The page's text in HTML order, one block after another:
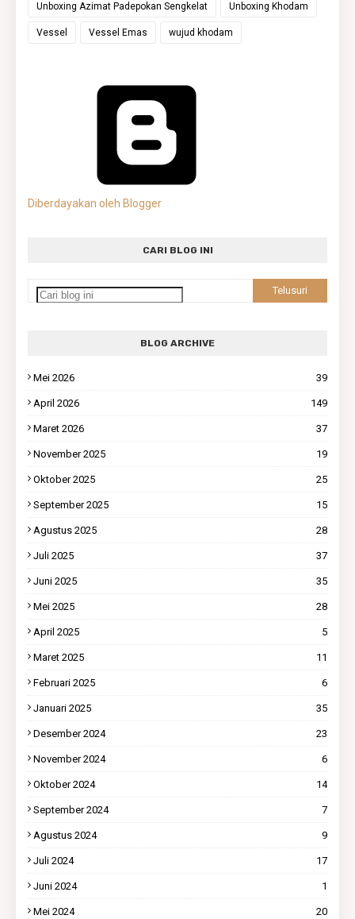
Unboxing Azimat Padepokan Sengkelat Unboxing Khodam
Vessel Vessel Emas wujud khodam
Diberdayakan oleh Blogger
CARI BLOG INI
BLOG ARCHIVE
Mei 2026 39
April 2026 149
Maret 2026 37
November 2025 19
Oktober 2025 25
September 2025 15
Agustus 2025 28
Juli 2025 37
Juni 2025 35
Mei 2025 28
April 2025 5
Maret 2025 11
Februari 2025 6
Januari 2025 35
Desember 2024 23
November 2024 6
Oktober 2024 14
September 2024 7
Agustus 2024 9
Juli 2024 17
Juni 2024 1
Mei 2024 20